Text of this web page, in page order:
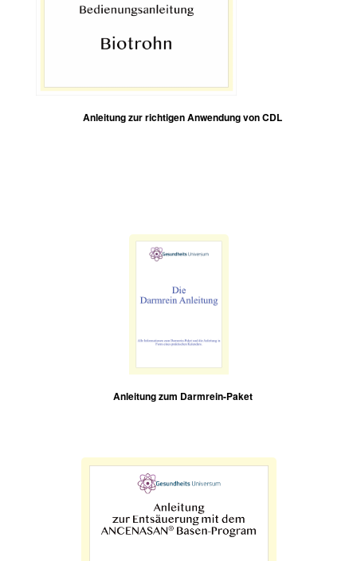
Anleitung zur richtigen Anwendung von CDL
Anleitung zum Darmrein-Paket